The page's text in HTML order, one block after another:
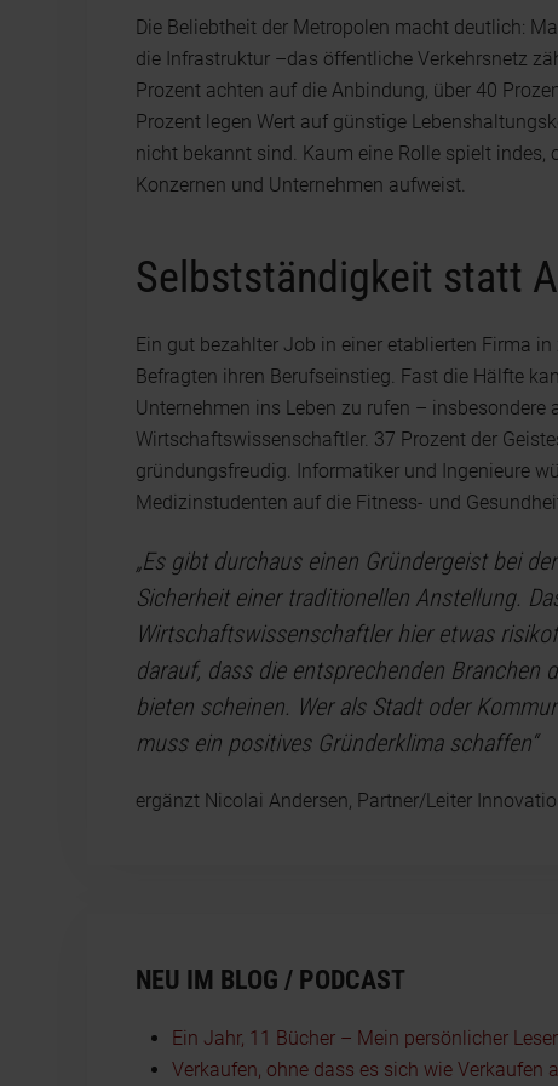
Die Beliebtheit der Metropolen macht deutlich:
die Infrastruktur –das öffentliche Verkehrsnetz
Prozent achten auf die Anbindung, über 40
Prozent legen Wert auf günstige
nicht bekannt sind. Kaum eine Rolle spielt indes,
Konzernen und Unternehmen aufweist.
Selbstständigkeit statt
Ein gut bezahlter Job in einer etablierten Firma
Befragten ihren Berufseinstieg. Fast die Hälfte
Unternehmen ins Leben zu rufen –
Wirtschaftswissenschaftler. 37 Prozent der
gründungsfreudig. Informatiker und Ingenieure
Medizinstudenten auf die Fitness- und
„Es gibt durchaus einen Gründergeist bei
Sicherheit einer traditionellen Anstellung.
Wirtschaftswissenschaftler hier etwas
darauf, dass die entsprechenden
bieten scheinen. Wer als Stadt oder
muss ein positives Gründerklima schaffen“
ergänzt Nicolai Andersen, Partner/Leiter
NEU IM BLOG / PODCAST
Ein Jahr, 11 Bücher – Mein persönlicher
Verkaufen, ohne dass es sich wie Verkaufen